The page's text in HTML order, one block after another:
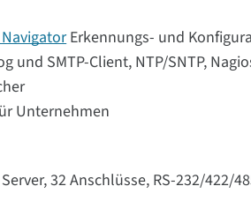
Erkennungs- und
SMTP-Client, NTP/SNTP,
Unternehmen
32 Anschlüsse, RS-232/422/